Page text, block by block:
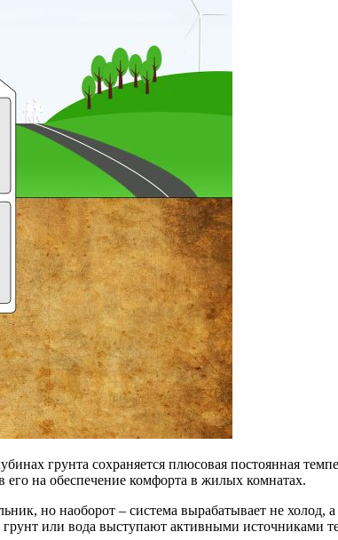
грунта сохраняется плюсовая постоянная
его на обеспечение комфорта в жилых комнатах.
но наоборот – система вырабатывает не холод,
или вода выступают активными источниками